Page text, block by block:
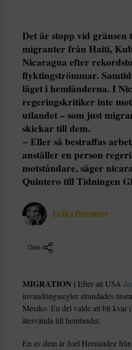
Det är stopp vid
migranter från Haiti,
Nicaragua efter
flyktingströmmar.
läget i hemländerna. I
regeringskritiker inte
utlandet – som just
skickar till dem.
− Eller så bestraffas
anställer en person
motståndare, säger
Quintero till Tidningen
Erika Brenner
Dela
MIGRATION | Efter att USA
invandringsregler strandades
Mexiko. En del valde att bli kvar
återvända till hemlandet.
En av dem är Joel Hernández